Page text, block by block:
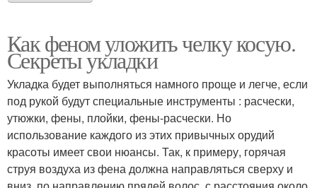
Как феном уложить челку косую.
Секреты укладки
Укладка будет выполняться намного проще и легче, если
под рукой будут специальные инструменты : расчески,
утюжки, фены, плойки, фены-расчески. Но
использование каждого из этих привычных орудий
красоты имеет свои нюансы. Так, к примеру, горячая
струя воздуха из фена должна направляться сверху и